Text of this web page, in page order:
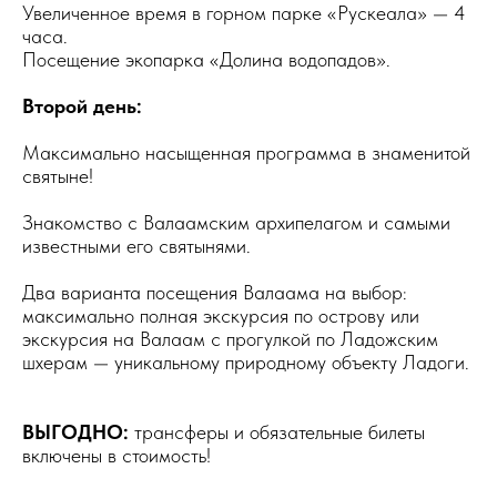
Увеличенное время в горном парке «Рускеала» — 4
часа.
Посещение экопарка «Долина водопадов».
Второй день:
Максимально насыщенная программа в знаменитой
святыне!
Знакомство с Валаамским архипелагом и самыми
известными его святынями.
Два варианта посещения Валаама на выбор:
максимально полная экскурсия по острову или
экскурсия на Валаам с прогулкой по Ладожским
шхерам — уникальному природному объекту Ладоги.
ВЫГОДНО: трансферы и обязательные билеты
включены в стоимость!